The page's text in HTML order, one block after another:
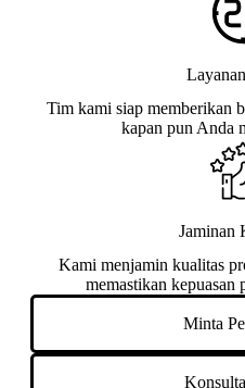
Tim kami siap memberikan
kapan pun Anda
Jaminan
Kami menjamin kualitas
memastikan kepuasan
Minta